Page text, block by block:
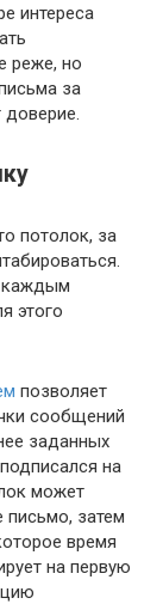
интереса
реже, но
за
потолок, за
каждым
этого
позволяет
сообщений
заданных
на
может
письмо, затем
время
на первую